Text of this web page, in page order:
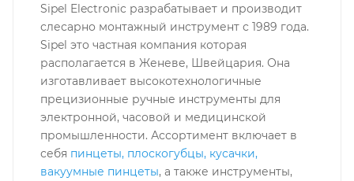
Sipel Electronic разрабатывает и производит
слесарно монтажный инструмент с 1989 года.
Sipel это частная компания которая
располагается в Женеве, Швейцария. Она
изготавливает высокотехнологичные
прецизионные ручные инструменты для
электронной, часовой и медицинской
промышленности. Ассортимент включает в
себя пинцеты, плоскогубцы, кусачки,
вакуумные пинцеты, а также инструменты,